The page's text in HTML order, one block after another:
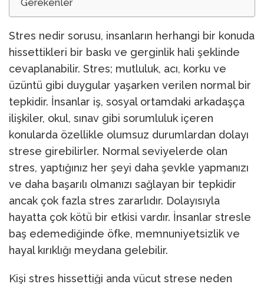
Gerekenler
Stres nedir sorusu, insanların herhangi bir konuda
hissettikleri bir baskı ve gerginlik hali şeklinde
cevaplanabilir. Stres; mutluluk, acı, korku ve
üzüntü gibi duygular yaşarken verilen normal bir
tepkidir. İnsanlar iş, sosyal ortamdaki arkadaşça
ilişkiler, okul, sınav gibi sorumluluk içeren
konularda özellikle olumsuz durumlardan dolayı
strese girebilirler. Normal seviyelerde olan
stres, yaptığınız her şeyi daha şevkle yapmanızı
ve daha başarılı olmanızı sağlayan bir tepkidir
ancak çok fazla stres zararlıdır. Dolayısıyla
hayatta çok kötü bir etkisi vardır. İnsanlar stresle
baş edemediğinde öfke, memnuniyetsizlik ve
hayal kırıklığı meydana gelebilir.
Kişi stres hissettiği anda vücut strese neden